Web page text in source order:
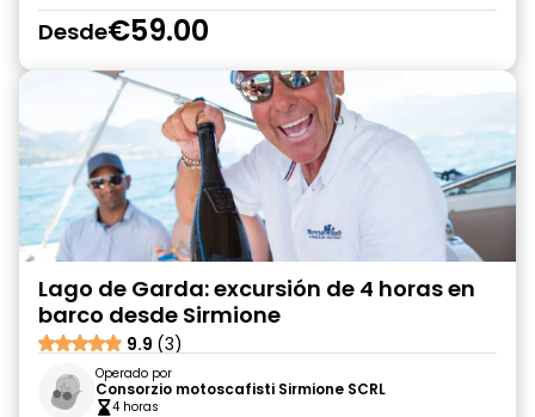
Desde€59.00
Lago de Garda: excursión de 4 horas en
barco desde Sirmione
9.9 (3)
Operado por
Consorzio motoscafisti Sirmione SCRL
4 horas